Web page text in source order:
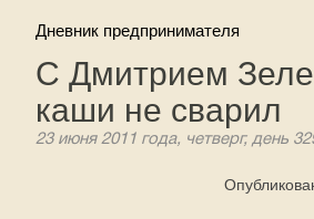
Дневник предпринимателя
С Дмитрием
каши не сварил
23 июня 2011 года, четверг, день